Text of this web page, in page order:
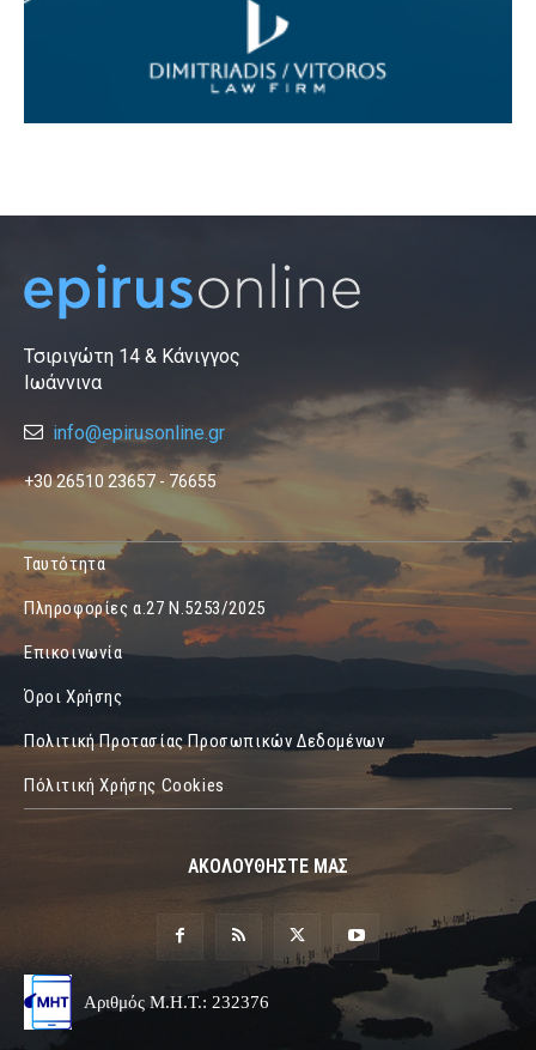
Τσιριγώτη 14 & Κάνιγγος
Ιωάννινα
info@epirusonline.gr
+30 26510 23657 - 76655
Ταυτότητα
Πληροφορίες α.27 Ν.5253/2025
Επικοινωνία
Όροι Χρήσης
Πολιτική Προτασίας Προσωπικών Δεδομένων
Πόλιτική Χρήσης Cookies
ΑΚΟΛΟΥΘΗΣΤΕ ΜΑΣ
Αριθμός Μ.Η.Τ.: 232376